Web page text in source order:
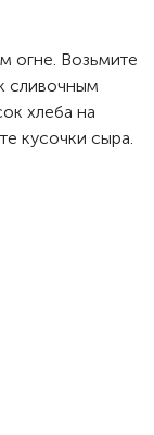
огне. Возьмите
сливочным
хлеба на
кусочки сыра.